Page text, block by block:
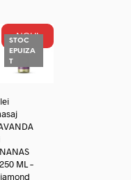
NOU!
STOC
EPUIZA
T
ML –